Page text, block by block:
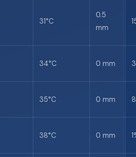
31°C
0.5
mm
34°C 0 mm
35°C 0 mm
38°C 0 mm